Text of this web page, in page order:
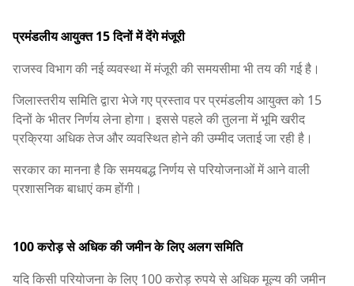
प्रमंडलीय आयुक्त 15 दिनों में देंगे मंजूरी
राजस्व विभाग की नई व्यवस्था में मंजूरी की समयसीमा भी तय की गई है।
जिलास्तरीय समिति द्वारा भेजे गए प्रस्ताव पर प्रमंडलीय आयुक्त को 15
दिनों के भीतर निर्णय लेना होगा। इससे पहले की तुलना में भूमि खरीद
प्रक्रिया अधिक तेज और व्यवस्थित होने की उम्मीद जताई जा रही है।
सरकार का मानना है कि समयबद्ध निर्णय से परियोजनाओं में आने वाली
प्रशासनिक बाधाएं कम होंगी।
100 करोड़ से अधिक की जमीन के लिए अलग समिति
यदि किसी परियोजना के लिए 100 करोड़ रुपये से अधिक मूल्य की जमीन